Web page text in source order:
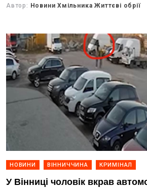
Автор: Новини Хмільника Життєві обрії
НОВИНИ ВІННИЧЧИНА КРИМІНАЛ
У Вінниці чоловік вкрав